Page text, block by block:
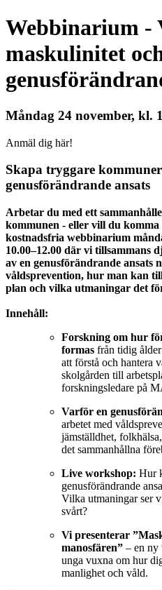
Webbinarium -
maskulinitet
Måndag 24 november, kl.
Anmäl dig här!
Skapa tryggare
genusförändrande ansats
Arbetar du med ett
kommunen - eller vill du
kostnadsfria webbinarium
10.00–12.00 där vi tillsammans
av en genusförändrande ansats
våldsprevention, hur man kan
plan och vilka utmaningar det
Innehåll:
Forskning om hur
formas från tidig
att förstå och hantera
skolgården till
forskningsledare på
Varför en
arbetet med
jämställdhet,
det sammanhållna
Live workshop: Hur
genusförändrande
Vilka utmaningar ser
svårt?
Vi presenterar
manosfären” – en ny
unga vuxna om hur
manlighet och våld.